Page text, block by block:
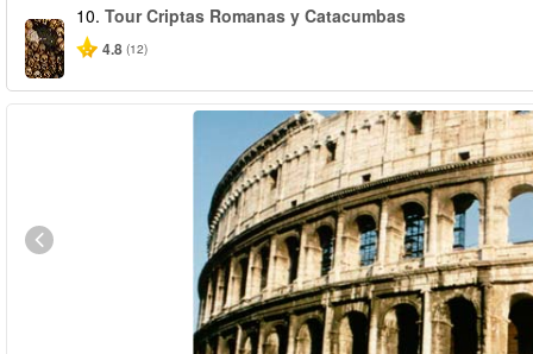
10. Tour Criptas Romanas y Catacumbas
4.8 (12)